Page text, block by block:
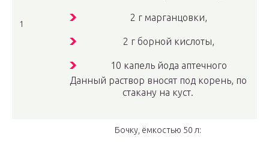
1
2 г марганцовки,
2 г борной кислоты,
10 капель йода аптечного
Данный раствор вносят под корень, по
стакану на куст.
Бочку, ёмкостью 50 л: